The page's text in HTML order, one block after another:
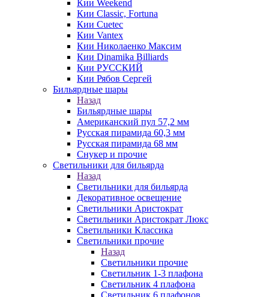
Кии Weekend
Кии Classic, Fortuna
Кии Cuetec
Кии Vantex
Кии Николаенко Максим
Кии Dinamika Billiards
Кии РУССКИЙ
Кии Рябов Сергей
Бильярдные шары
Назад
Бильярдные шары
Американский пул 57,2 мм
Русская пирамида 60,3 мм
Русская пирамида 68 мм
Снукер и прочие
Светильники для бильярда
Назад
Светильники для бильярда
Декоративное освещение
Светильники Аристократ
Светильники Аристократ Люкс
Светильники Классика
Светильники прочие
Назад
Светильники прочие
Светильник 1-3 плафона
Светильник 4 плафона
Светильник 6 плафонов